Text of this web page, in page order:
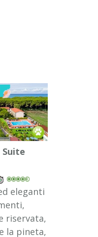
Suite
eleganti
riservata,
la pineta,